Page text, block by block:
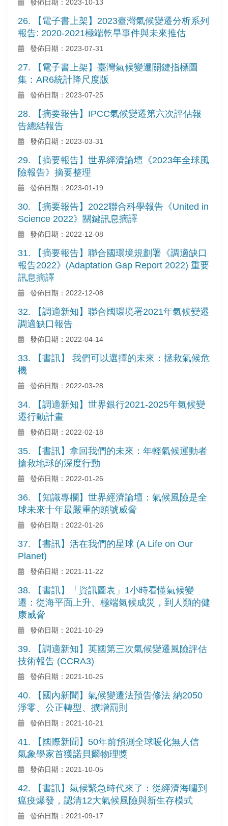
發佈日期：2023-10-13
26. 【電子書上架】2023臺灣氣候變遷分析系列
報告: 2020-2021極端乾旱事件與未來推估
發佈日期：2023-07-31
27. 【電子書上架】臺灣氣候變遷關鍵指標圖
集：AR6統計降尺度版
發佈日期：2023-07-25
28. 【摘要報告】IPCC氣候變遷第六次評估報
告總結報告
發佈日期：2023-03-31
29. 【摘要報告】世界經濟論壇《2023年全球風
險報告》摘要整理
發佈日期：2023-01-19
30. 【摘要報告】2022聯合科學報告《United in
Science 2022》關鍵訊息摘譯
發佈日期：2022-12-08
31. 【摘要報告】聯合國環境規劃署《調適缺口
報告2022》(Adaptation Gap Report 2022) 重要
訊息摘譯
發佈日期：2022-12-08
32. 【調適新知】聯合國環境署2021年氣候變遷
調適缺口報告
發佈日期：2022-04-14
33. 【書訊】 我們可以選擇的未來：拯救氣候危
機
發佈日期：2022-03-28
34. 【調適新知】世界銀行2021-2025年氣候變
遷行動計畫
發佈日期：2022-02-18
35. 【書訊】拿回我們的未來：年輕氣候運動者
搶救地球的深度行動
發佈日期：2022-01-26
36. 【知識專欄】世界經濟論壇：氣候風險是全
球未來十年最嚴重的頭號威脅
發佈日期：2022-01-26
37. 【書訊】活在我們的星球 (A Life on Our
Planet)
發佈日期：2021-11-22
38. 【書訊】「資訊圖表」1小時看懂氣候變
遷：從海平面上升、極端氣候成災，到人類的健
康威脅
發佈日期：2021-10-29
39. 【調適新知】英國第三次氣候變遷風險評估
技術報告 (CCRA3)
發佈日期：2021-10-25
40. 【國內新聞】氣候變遷法預告修法 納2050
淨零、公正轉型、擴增罰則
發佈日期：2021-10-21
41. 【國際新聞】50年前預測全球暖化無人信
氣象學家首獲諾貝爾物理獎
發佈日期：2021-10-05
42. 【書訊】氣候緊急時代來了：從經濟海嘯到
瘟疫爆發，認清12大氣候風險與新生存模式
發佈日期：2021-09-17